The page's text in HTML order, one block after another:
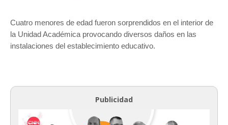
Cuatro menores de edad fueron sorprendidos en el interior de
la Unidad Académica provocando diversos daños en las
instalaciones del establecimiento educativo.
Publicidad